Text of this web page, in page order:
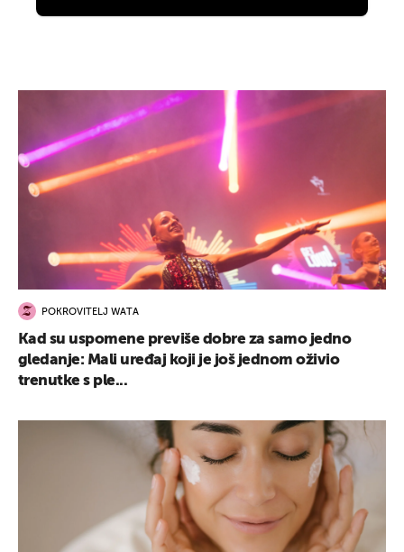
POKROVITELJ WATA
Kad su uspomene previše dobre za samo jedno
gledanje: Mali uređaj koji je još jednom oživio
trenutke s ple...